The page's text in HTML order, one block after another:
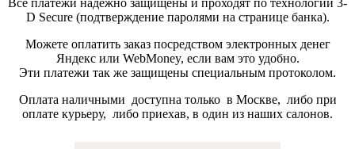
D Secure (подтверждение паролями на странице банка).
Можете оплатить заказ посредством электронных денег
Яндекс или WebMoney, если вам это удобно.
Эти платежи так же защищены специальным протоколом.
Оплата наличными доступна только в Москве, либо при
оплате курьеру, либо приехав, в один из наших салонов.